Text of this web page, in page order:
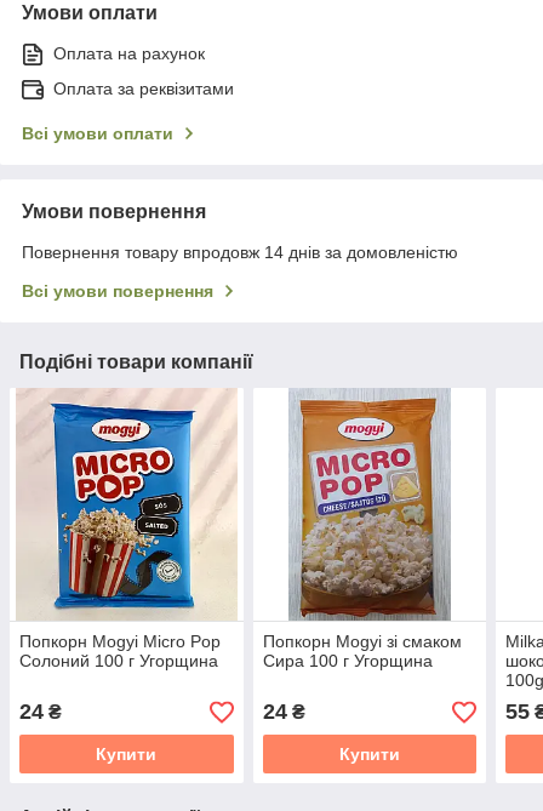
Умови оплати
Оплата на рахунок
Оплата за реквізитами
Всі умови оплати
Умови повернення
Повернення товару впродовж 14 днів за домовленістю
Всі умови повернення
Подібні товари компанії
Попкорн Mogyi Micro Pop
Солоний 100 г Угорщина
24 ₴
Купити
Попкорн Mogyi зі смаком
Сира 100 г Угорщина
24₴
Купити
55